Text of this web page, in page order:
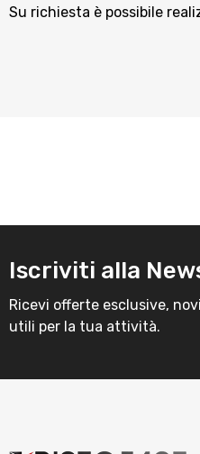
Su richiesta è possibile
Iscriviti alla
Ricevi offerte esclusive,
utili per la tua attività.